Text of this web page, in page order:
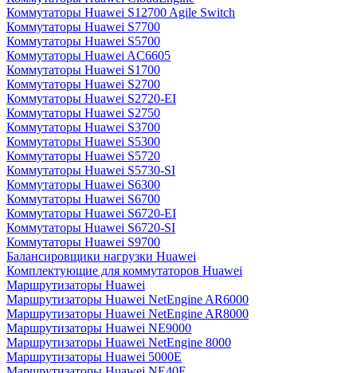
Коммутаторы Huawei S12700 Agile Switch
Коммутаторы Huawei S7700
Коммутаторы Huawei S5700
Коммутаторы Huawei AC6605
Коммутаторы Huawei S1700
Коммутаторы Huawei S2700
Коммутаторы Huawei S2720-EI
Коммутаторы Huawei S2750
Коммутаторы Huawei S3700
Коммутаторы Huawei S5300
Коммутаторы Huawei S5720
Коммутаторы Huawei S5730-SI
Коммутаторы Huawei S6300
Коммутаторы Huawei S6700
Коммутаторы Huawei S6720-EI
Коммутаторы Huawei S6720-SI
Коммутаторы Huawei S9700
Балансировщики нагрузки Huawei
Комплектующие для коммутаторов Huawei
Маршрутизаторы Huawei
Маршрутизаторы Huawei NetEngine AR6000
Маршрутизаторы Huawei NetEngine AR8000
Маршрутизаторы Huawei NE9000
Маршрутизаторы Huawei NetEngine 8000
Маршрутизаторы Huawei 5000E